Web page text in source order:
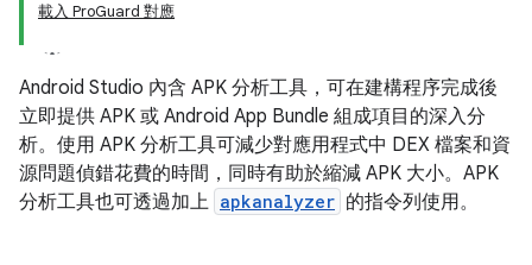
載入 ProGuard 對應
Android Studio 內含 APK 分析工具，可在建構程序完成後
立即提供 APK 或 Android App Bundle 組成項目的深入分
析。使用 APK 分析工具可減少對應用程式中 DEX 檔案和資
源問題偵錯花費的時間，同時有助於縮減 APK 大小。APK
分析工具也可透過加上 apkanalyzer 的指令列使用。